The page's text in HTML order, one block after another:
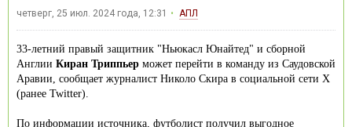
четверг, 25 июл. 2024 года, 12:31 АПЛ
33-летний правый защитник "Ньюкасл Юнайтед" и сборной
Англии Киран Триппьер может перейти в команду из Саудовской
Аравии, сообщает журналист Николо Скира в социальной сети X
(ранее Twitter).
По информации источника, футболист получил выгодное